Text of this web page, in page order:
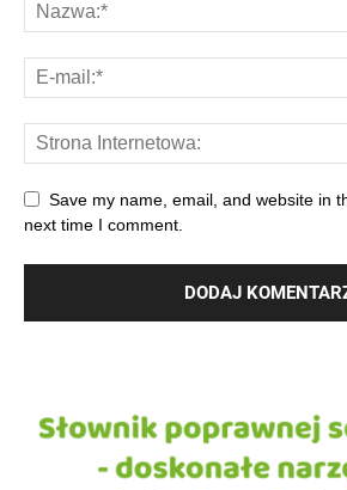
Save my name, email, and website in
next time I comment.